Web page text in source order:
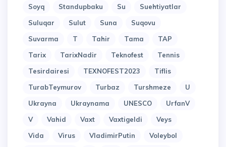
Soyq
Standupbaku Su
Suehtiyatlar
Suluqar
Sulut Suna
Suqovu
Suvarma
T Tahir Tama
TAP
Tarix
TarixNadir Teknofest
Tennis
Tesirdairesi
TEXNOFEST2023
Tiflis
TurabTeymurov
Turbaz Turshmeze
U
Ukrayna
Ukraynama UNESCO
UrfanV
V
Vahid Vaxt Vaxtigeldi
Veys
Vida
Virus VladimirPutin
Voleybol